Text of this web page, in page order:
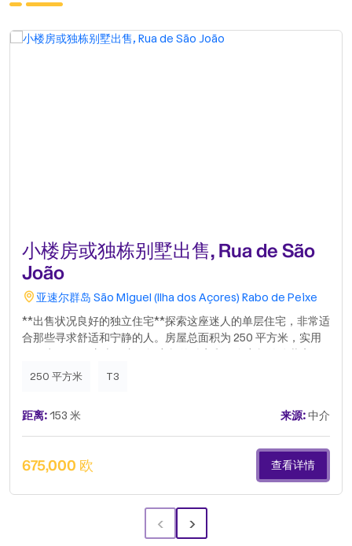
小楼房或独栋别墅出售, Rua de São
João
亚速尔群岛 São Miguel (Ilha dos Açores) Rabo de Peixe
**出售状况良好的独立住宅**探索这座迷人的单层住宅，非常适
合那些寻求舒适和宁静的人。房屋总面积为 250 平方米，实用
组成，非常适合家庭时光。设备齐全且实用的厨房旁边设有一个
一些果树，为环境带来清新感。室外的一个附属建筑提供了一个
额外的厨房和两间卧室，其中一间非常适合储藏。房子还设有一
个宽敞的车库和车辆的侧面入口。该地块面积为 780 平方米，
这是一个绝佳的商机，价格面议。优越的地理位置和朝东的朝向
确保全天都有自然光。不要错过参观这座美妙住宅的机会。立即
250 平方米 T3
距离:153 米 来源:中介
675,000 欧 查看详情
‹ ›